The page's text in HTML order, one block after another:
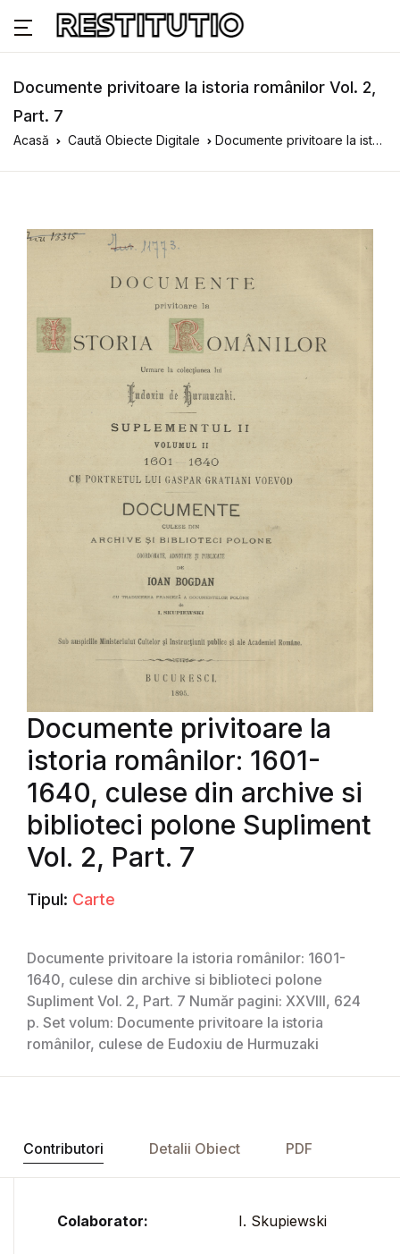
Documente privitoare la istoria românilor Vol. 2,
Part. 7
Acasă Caută Obiecte Digitale Documente privitoare la istoria românilor Vol. 2, Part. 7
Documente privitoare la
istoria românilor: 1601-
1640, culese din archive si
biblioteci polone Supliment
Vol. 2, Part. 7
Tipul: Carte
Documente privitoare la istoria românilor: 1601-
1640, culese din archive si biblioteci polone
Supliment Vol. 2, Part. 7 Număr pagini: XXVIII, 624
p. Set volum: Documente privitoare la istoria
românilor, culese de Eudoxiu de Hurmuzaki
Contributori Detalii Obiect PDF
Colaborator: I. Skupiewski